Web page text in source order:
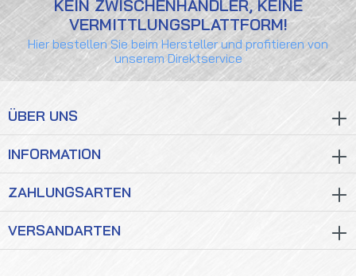
KEIN ZWISCHENHÄNDLER, KEINE
VERMITTLUNGSPLATTFORM!
Hier bestellen Sie beim Hersteller und profitieren von
unserem Direktservice
ÜBER UNS
INFORMATION
ZAHLUNGSARTEN
VERSANDARTEN